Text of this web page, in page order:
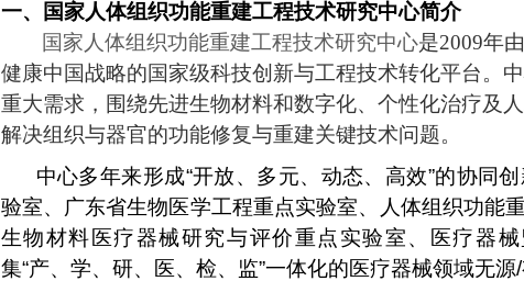
一、国家人体组织功能重建工程技术研究中心简介
国家人体组织功能重建工程技术研究中心是2009年
健康中国战略的国家级科技创新与工程技术转化平台。
重大需求，围绕先进生物材料和数字化、个性化治疗及
解决组织与器官的功能修复与重建关键技术问题。
中心多年来形成“开放、多元、动态、高效”的协同
验室、广东省生物医学工程重点实验室、人体组织功能
生物材料医疗器械研究与评价重点实验室、医疗器
集“产、学、研、医、检、监”一体化的医疗器械领域无源/